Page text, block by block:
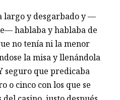
largo y desgarbado y —
hablaba y hablaba de
no tenía ni la menor
la misa y llenándola
seguro que predicaba
o cinco con los que se